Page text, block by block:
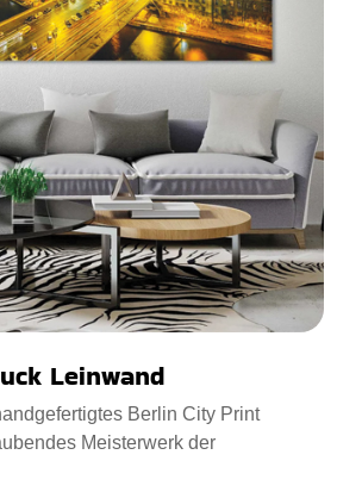
Leinwand
Berlin City Print
Meisterwerk der